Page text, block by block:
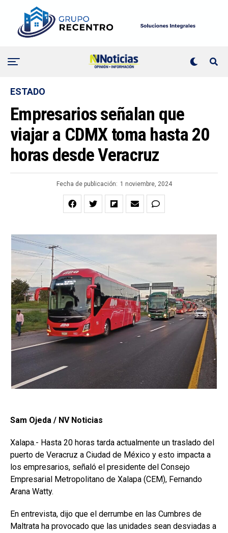
ESTADO
Empresarios señalan que
viajar a CDMX toma hasta 20
horas desde Veracruz
Fecha de publicación: 1 noviembre, 2024
Sam Ojeda / NV Noticias
Xalapa.- Hasta 20 horas tarda actualmente un traslado del
puerto de Veracruz a Ciudad de México y esto impacta a
los empresarios, señaló el presidente del Consejo
Empresarial Metropolitano de Xalapa (CEM), Fernando
Arana Watty.
En entrevista, dijo que el derrumbe en las Cumbres de
Maltrata ha provocado que las unidades sean desviadas a